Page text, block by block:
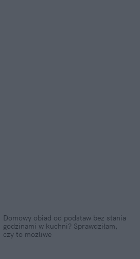
Domowy obiad od podstaw bez stania
godzinami w kuchni? Sprawdziłam,
czy to możliwe